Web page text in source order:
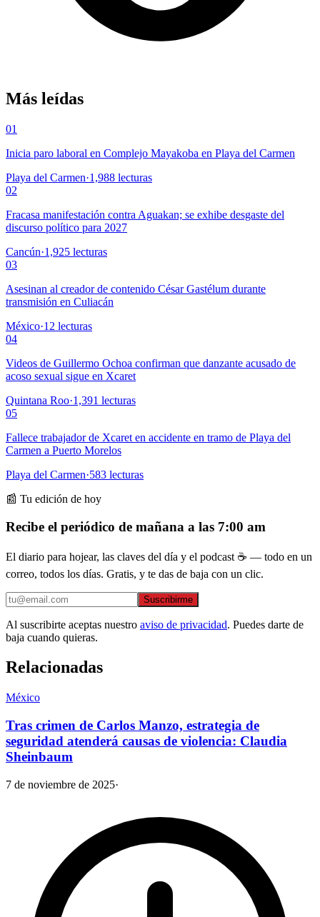
Más leídas
01
Inicia paro laboral en Complejo Mayakoba en Playa del Carmen
Playa del Carmen·1,988 lecturas
02
Fracasa manifestación contra Aguakan; se exhibe desgaste del
discurso político para 2027
Cancún·1,925 lecturas
03
Asesinan al creador de contenido César Gastélum durante
transmisión en Culiacán
México·12 lecturas
04
Videos de Guillermo Ochoa confirman que danzante acusado de
acoso sexual sigue en Xcaret
Quintana Roo·1,391 lecturas
05
Fallece trabajador de Xcaret en accidente en tramo de Playa del
Carmen a Puerto Morelos
Playa del Carmen·583 lecturas
📰 Tu edición de hoy
Recibe el periódico de mañana a las 7:00 am
El diario para hojear, las claves del día y el podcast ☕ — todo en un
correo, todos los días. Gratis, y te das de baja con un clic.
Suscribirme
Al suscribirte aceptas nuestro aviso de privacidad. Puedes darte de
baja cuando quieras.
Relacionadas
México
Tras crimen de Carlos Manzo, estrategia de
seguridad atenderá causas de violencia: Claudia
Sheinbaum
7 de noviembre de 2025·